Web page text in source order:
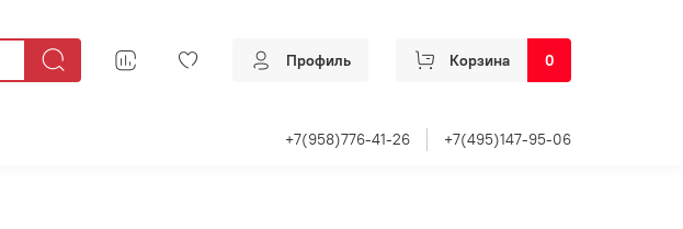
Профиль Корзина 0
+7(958)776-41-26 +7(495)147-95-06